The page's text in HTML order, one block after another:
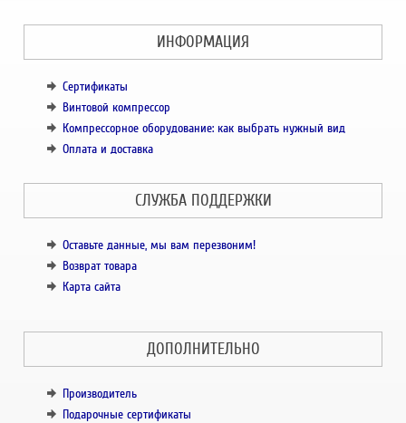
ИНФОРМАЦИЯ
Сертификаты
Винтовой компрессор
Компрессорное оборудование: как выбрать нужный вид
Оплата и доставка
СЛУЖБА ПОДДЕРЖКИ
Оставьте данные, мы вам перезвоним!
Возврат товара
Карта сайта
ДОПОЛНИТЕЛЬНО
Производитель
Подарочные сертификаты